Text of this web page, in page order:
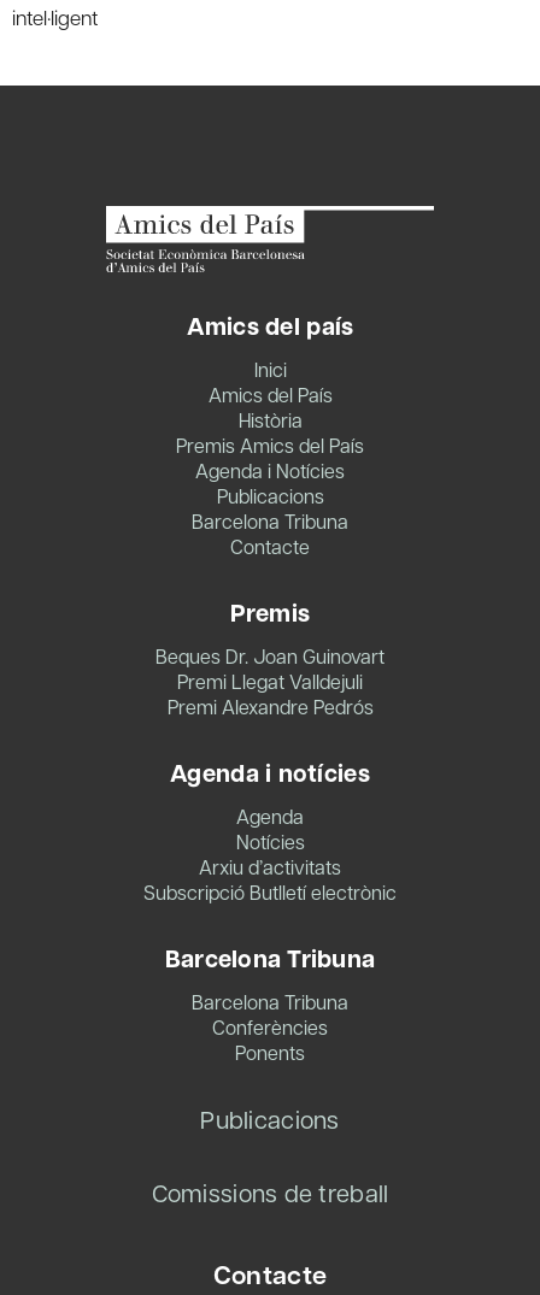
intel·ligent
Amics del país
Inici
Amics del País
Història
Premis Amics del País
Agenda i Notícies
Publicacions
Barcelona Tribuna
Contacte
Premis
Beques Dr. Joan Guinovart
Premi Llegat Valldejuli
Premi Alexandre Pedrós
Agenda i notícies
Agenda
Notícies
Arxiu d’activitats
Subscripció Butlletí electrònic
Barcelona Tribuna
Barcelona Tribuna
Conferències
Ponents
Publicacions
Comissions de treball
Contacte